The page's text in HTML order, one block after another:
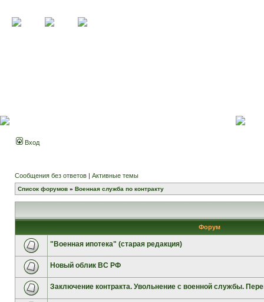
Вход
Сообщения без ответов | Активные темы
Список форумов » Военная служба по контракту
Форум
"Военная ипотека" (старая редакция)
Новый облик ВС РФ
Заключение контракта. Увольнение с военной службы.